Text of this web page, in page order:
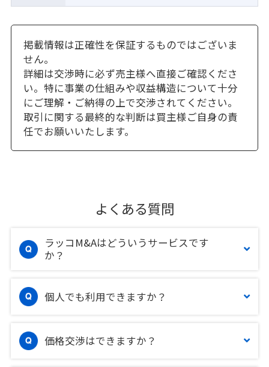
掲載情報は正確性を保証するものではございま
せん。
詳細は交渉時に必ず売主様へ直接ご確認くださ
い。特に事業の仕組みや収益構造について十分
にご理解・ご納得の上で交渉されてください。
取引に関する最終的な判断は買主様ご自身の責
任でお願いいたします。
よくある質問
ラッコM&Aはどういうサービスです
か？
個人でも利用できますか？
価格交渉はできますか？